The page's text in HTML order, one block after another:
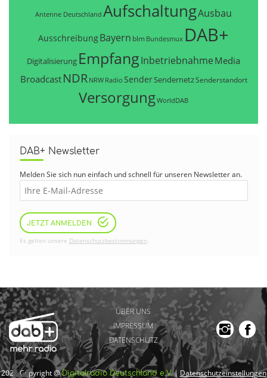
Antenne Deutschland AufschaltungAusbau
AusschreibungBayern blm Bundesmux DAB+
Digitalisierung EmpfangInbetriebnahme Media
Broadcast NDR NRW Radio SenderSendernetzSenderstandort
VersorgungWorldDAB
DAB+ Newsletter
Melden Sie sich nun einfach und schnell für unseren Newsletter an.
JETZT ANMELDEN
Es gelten unsere Datenschutzbestimmungen.
ÜBER UNS
IMPRESSUM
DATENSCHUTZ
2026 Copyright @Digitalradio Deutschland e.V.| Datenschutzeinstellungen